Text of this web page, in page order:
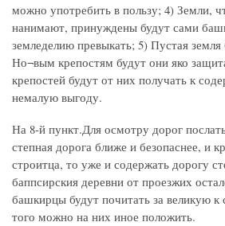
можно употребить в пользу; 4) Земли,
нанимают, принуждены будут сами
земледелию превыкать; 5) Пустая земля
Но¬вым крепостям будут они яко
крепостей будут от них получать к
немалую выгоду.
На 8-й пункт.Для осмотру дорог
степная дорога ближе и безопаснее, и
строитца, то уже и содержать дорогу
баппсирския деревни от проезжих
башкирцы будут почитать за великую к
того можно на них иное положить.